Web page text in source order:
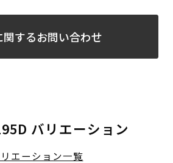
関するお問い合わせ
バリエーション
エーション一覧